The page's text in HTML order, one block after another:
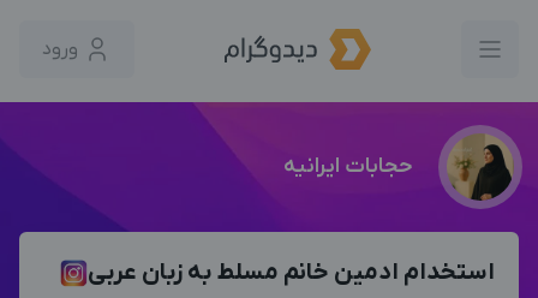
ورود
حجابات ایرانیه
استخدام ادمین خانم مسلط به زبان عربی